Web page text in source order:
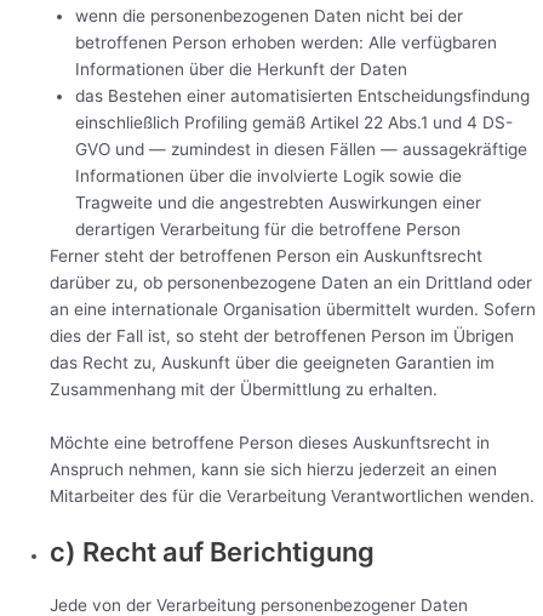
wenn die personenbezogenen Daten nicht bei der
betroffenen Person erhoben werden: Alle verfügbaren
Informationen über die Herkunft der Daten
das Bestehen einer automatisierten Entscheidungsfindung
einschließlich Profiling gemäß Artikel 22 Abs.1 und 4 DS-
GVO und — zumindest in diesen Fällen — aussagekräftige
Informationen über die involvierte Logik sowie die
Tragweite und die angestrebten Auswirkungen einer
derartigen Verarbeitung für die betroffene Person
Ferner steht der betroffenen Person ein Auskunftsrecht
darüber zu, ob personenbezogene Daten an ein Drittland oder
an eine internationale Organisation übermittelt wurden. Sofern
dies der Fall ist, so steht der betroffenen Person im Übrigen
das Recht zu, Auskunft über die geeigneten Garantien im
Zusammenhang mit der Übermittlung zu erhalten.
Möchte eine betroffene Person dieses Auskunftsrecht in
Anspruch nehmen, kann sie sich hierzu jederzeit an einen
Mitarbeiter des für die Verarbeitung Verantwortlichen wenden.
c) Recht auf Berichtigung
Jede von der Verarbeitung personenbezogener Daten